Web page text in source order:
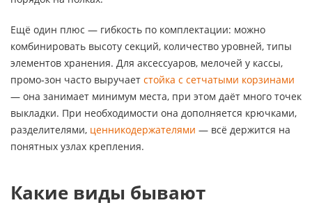
Ещё один плюс — гибкость по комплектации: можно
комбинировать высоту секций, количество уровней, типы
элементов хранения. Для аксессуаров, мелочей у кассы,
промо‑зон часто выручает стойка с сетчатыми корзинами
— она занимает минимум места, при этом даёт много точек
выкладки. При необходимости она дополняется крючками,
разделителями, ценникодержателями — всё держится на
понятных узлах крепления.
Какие виды бывают